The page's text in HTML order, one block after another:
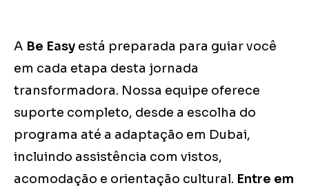
A Be Easy está preparada para guiar você
em cada etapa desta jornada
transformadora. Nossa equipe oferece
suporte completo, desde a escolha do
programa até a adaptação em Dubai,
incluindo assistência com vistos,
acomodação e orientação cultural. Entre em